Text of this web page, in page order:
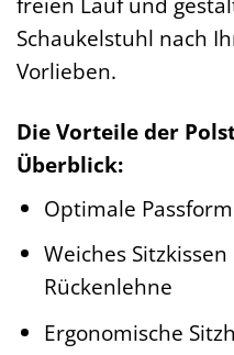
Schaukelstuhl nach
Vorlieben.
Die Vorteile der
Überblick:
Optimale
Weiches
Rückenlehne
Ergonomische